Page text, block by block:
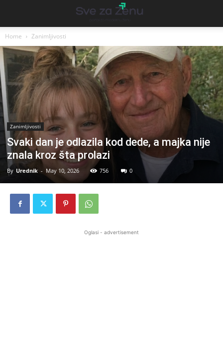
Home Zanimljivosti
Zanimljivosti
Svaki dan je odlazila kod dede, a majka nije
znala kroz šta prolazi
By Urednik - May 10, 2026 756 0
Oglasi - advertisement